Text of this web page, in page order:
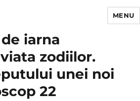
MENU
iarna
zodiilor.
unei noi
22